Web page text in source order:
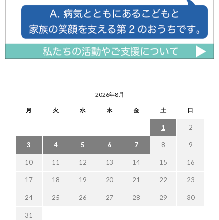
2026年8月
月 火 水 木 金 土 日
1 2
3 4 5 6 7 8 9
10 11 12 13 14 15 16
17 18 19 20 21 22 23
24 25 26 27 28 29 30
31